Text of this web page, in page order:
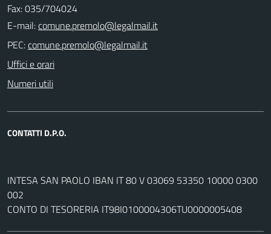
Fax: 035/704024
E-mail:
PEC:
Uffici e orari
Numeri utili
CONTATTI D.P.O.
INTESA SAN PAOLO IBAN IT 80 V 03069 53350 10000 0300
002
CONTO DI TESORERIA IT98I0100004306TU0000005408